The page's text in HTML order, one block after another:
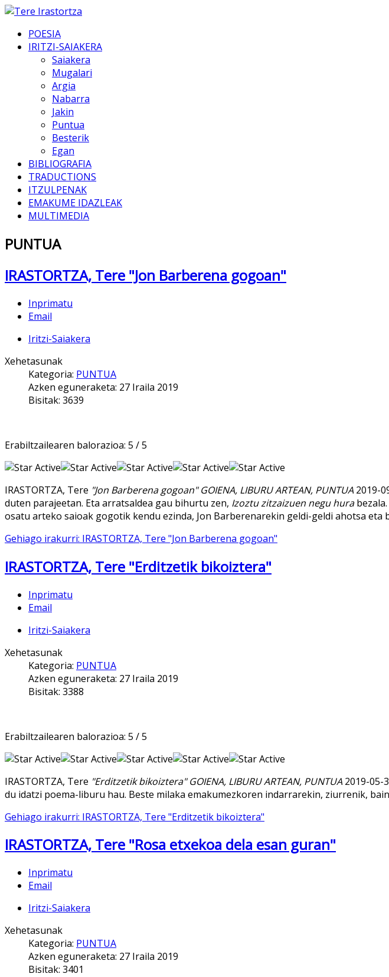
POESIA
IRITZI-SAIAKERA
Saiakera
Mugalari
Argia
Nabarra
Jakin
Puntua
Besterik
Egan
BIBLIOGRAFIA
TRADUCTIONS
ITZULPENAK
EMAKUME IDAZLEAK
MULTIMEDIA
PUNTUA
IRASTORTZA, Tere "Jon Barberena gogoan"
Inprimatu
Email
Iritzi-Saiakera
Xehetasunak
Kategoria: PUNTUA
Azken eguneraketa: 27 Iraila 2019
Bisitak: 3639
Erabiltzailearen balorazioa: 5 /5
IRASTORTZA, Tere "Jon Barberena gogoan" GOIENA, LIBURU ARTEAN, PUNTUA 2019-
duten parajeetan. Eta arratsaldea gau bihurtu zen, Izoztu zitzaizuen negu hura
osatu arteko saioak gogotik kendu ezinda, Jon Barberenarekin geldi-geldi ahotsa
Gehiago irakurri: IRASTORTZA, Tere "Jon Barberena gogoan"
IRASTORTZA, Tere "Erditzetik bikoiztera"
Inprimatu
Email
Iritzi-Saiakera
Xehetasunak
Kategoria: PUNTUA
Azken eguneraketa: 27 Iraila 2019
Bisitak: 3388
Erabiltzailearen balorazioa: 5 /5
IRASTORTZA, Tere "Erditzetik bikoiztera" GOIENA, LIBURU ARTEAN, PUNTUA 2019-05-
du idatzi poema-liburu hau. Beste milaka emakumezkoren indarrarekin, ziurrenik,
Gehiago irakurri: IRASTORTZA, Tere "Erditzetik bikoiztera"
IRASTORTZA, Tere "Rosa etxekoa dela esan guran"
Inprimatu
Email
Iritzi-Saiakera
Xehetasunak
Kategoria: PUNTUA
Azken eguneraketa: 27 Iraila 2019
Bisitak: 3401